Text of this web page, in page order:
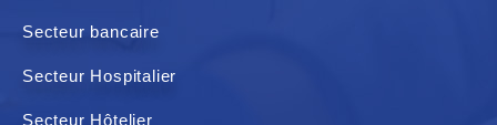
Secteur bancaire
Secteur Hospitalier
Secteur Hôtelier